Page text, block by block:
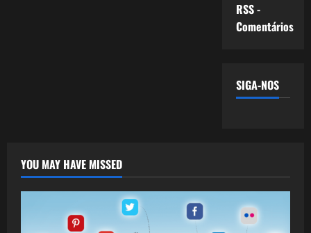
RSS -
Comentários
SIGA-NOS
YOU MAY HAVE MISSED